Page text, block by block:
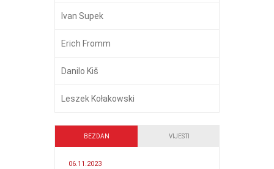
Ivan Supek
Erich Fromm
Danilo Kiš
Leszek Kołakowski
BEZDAN VIJESTI
06.11.2023